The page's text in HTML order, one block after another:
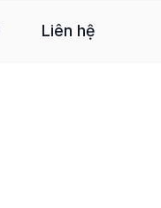
Liên hệ